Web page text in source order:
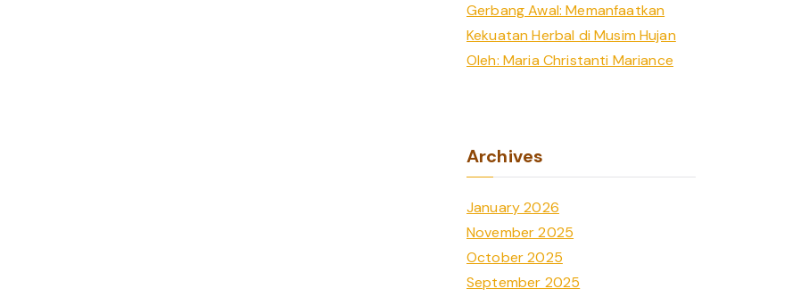
Gerbang Awal: Memanfaatkan
Kekuatan Herbal di Musim Hujan
Oleh: Maria Christanti Mariance
Archives
January 2026
November 2025
October 2025
September 2025